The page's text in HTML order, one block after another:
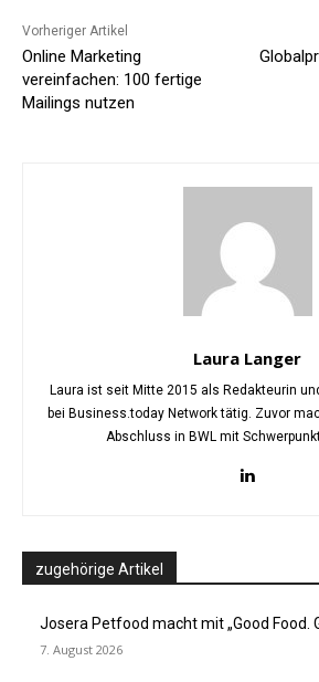
Vorheriger Artikel
Online Marketing
vereinfachen: 100 fertige
Mailings nutzen
Laura Langer
Laura ist seit Mitte 2015 als Redakteurin
bei Business.today Network tätig. Zuvor
Abschluss in BWL mit
zugehörige Artikel
Josera Petfood macht mit „Good Food.
7. August 2026